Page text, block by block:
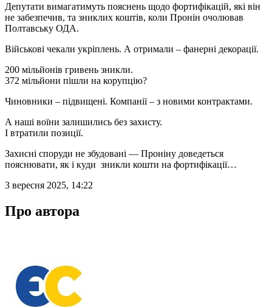
Депутати вимагатимуть пояснень щодо фортифікацій, які він
не забезпечив, та зниклих коштів, коли Пронін очолював
Полтавську ОДА.
Військові чекали укріплень. А отримали – фанерні декорації.
200 мільйонів гривень зникли.
372 мільйони пішли на корупцію?
Чиновники – підвищені. Компанії – з новими контрактами.
А наші воїни залишились без захисту.
І втратили позиції.
Захисні споруди не збудовані — Проніну доведеться
пояснювати, як і куди зникли кошти на фортифікації…
3 вересня 2025, 14:22
Про автора